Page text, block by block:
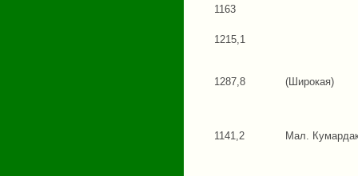
1163
1215,1
1287,8 (Широкая)
1141,2 Мал.